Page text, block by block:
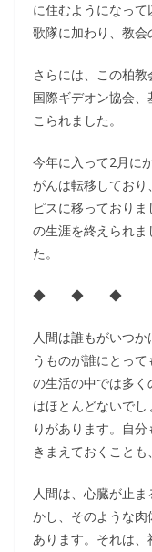
に住むようになっ
歌隊に加わり、教会
さらには、この柏
国際ギデオン協会
こられました。
今年に入って2月に
がんは転移してお
ピスに移っており
の生涯を終えられ
た。
◆ ◆ ◆
人間は誰もがいつ
うものが誰にとっ
の生活の中では多く
はほとんどないで
りがあります。自
きまえておくことも
人間は、心臓が止
かし、そのような
あります。それは